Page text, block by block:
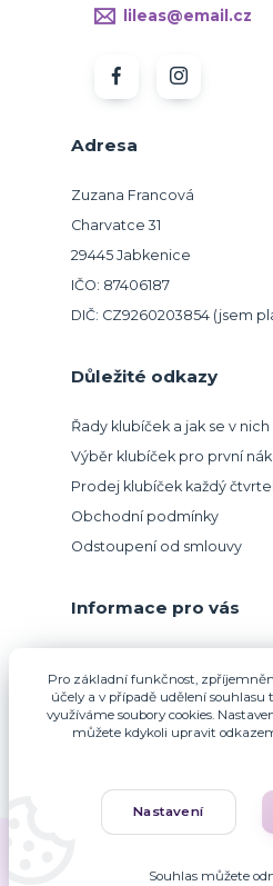
Adresa
Zuzana Francová
Charvatce 31
29445 Jabkenice
IČO: 87406187
DIČ: CZ9260203854 (jsem
Důležité odkazy
Řady klubíček a jak se v
Výběr klubíček pro první
Prodej klubíček každý
Obchodní podmínky
Odstoupení od smlouvy
Informace pro vás
lileas@email.cz
Pro základní funkčnost,
účely a v případě udělení
využíváme soubory cookies.
můžete kdykoli upravit
Nastavení
Souhlas můžete